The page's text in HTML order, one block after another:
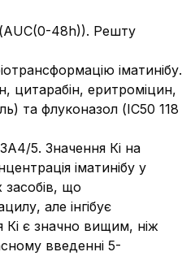
(AUC(0-48h)). Решту
іматинібу.
цитарабін, еритроміцин,
та флуконазол (ІС50 118
5. Значення Кі на
іматинібу у
що
але інгібує
Кі є значно вищим, ніж
введенні 5-